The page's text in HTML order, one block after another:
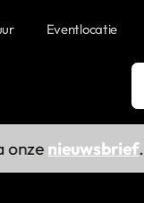
Eventlocatie
nieuwsbrief.